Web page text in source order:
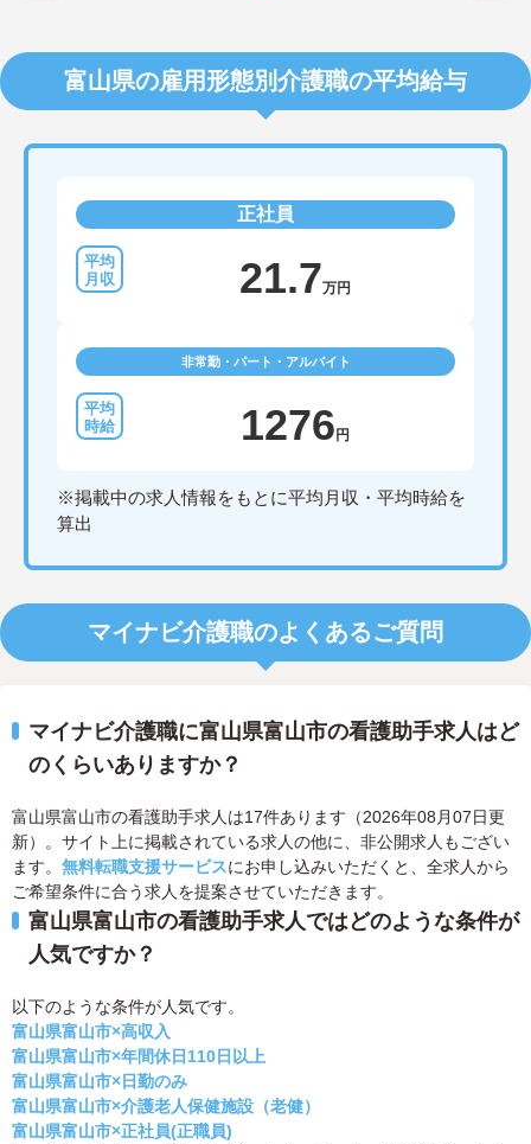
富山県の雇用形態別介護職の平均給与
正社員
21.7万円
非常勤・パート・アルバイト
1276円
※掲載中の求人情報をもとに平均月収・平均時給を
算出
マイナビ介護職のよくあるご質問
マイナビ介護職に富山県富山市の看護助手求人はど
のくらいありますか？
富山県富山市の看護助手求人は17件あります（2026年08月07日更
新）。サイト上に掲載されている求人の他に、非公開求人もござい
ます。 無料転職支援サービスにお申し込みいただくと、全求人から
ご希望条件に合う求人を提案させていただきます。
富山県富山市の看護助手求人ではどのような条件が
人気ですか？
以下のような条件が人気です。
富山県富山市×高収入
富山県富山市×年間休日110日以上
富山県富山市×日勤のみ
富山県富山市×介護老人保健施設（老健）
富山県富山市×正社員(正職員)